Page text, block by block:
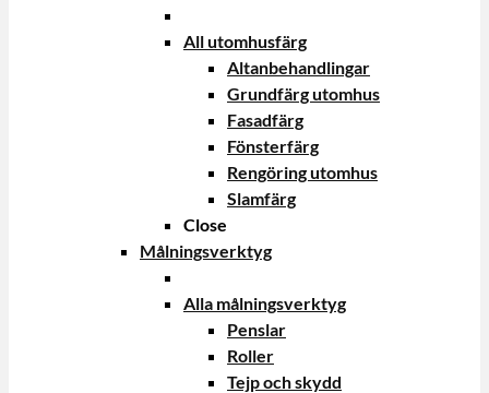
All utomhusfärg
Altanbehandlingar
Grundfärg utomhus
Fasadfärg
Fönsterfärg
Rengöring utomhus
Slamfärg
Close
Målningsverktyg
Alla målningsverktyg
Penslar
Roller
Tejp och skydd